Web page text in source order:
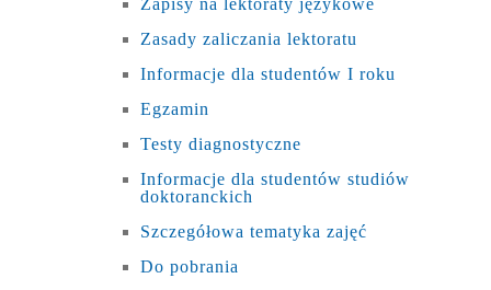
Zapisy na lektoraty językowe
Zasady zaliczania lektoratu
Informacje dla studentów I roku
Egzamin
Testy diagnostyczne
Informacje dla studentów studiów
doktoranckich
Szczegółowa tematyka zajęć
Do pobrania